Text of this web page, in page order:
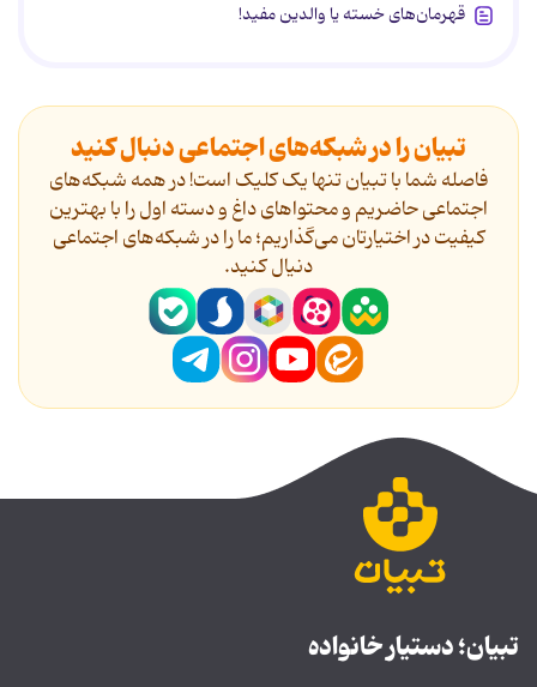
قهرمان‌های خسته یا والدین مفید!
تبیان را در شبکه‌های اجتماعی دنبال کنید
فاصله شما با تبیان تنها یک کلیک است! در همه شبکه‌های
اجتماعی حاضریم و محتواهای داغ و دسته اول را با بهترین
کیفیت در اختیارتان می‌گذاریم؛ ما را در شبکه‌های اجتماعی
دنیال کنید.
تبیان؛ دستیار خانواده